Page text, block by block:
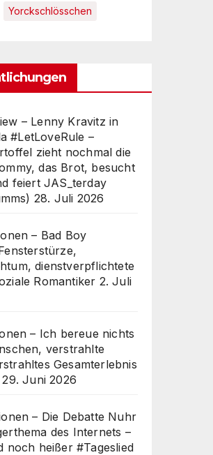
Yorckschlösschen
– Lenny Kravitz in
#LetLoveRule –
zieht nochmal die
das Brot, besucht
feiert JAS_terday
28. Juli 2026
– Bad Boy
dienstverpflichtete
Romantiker 2. Juli
– Ich bereue nichts
verstrahlte
Gesamterlebnis
29. Juni 2026
– Die Debatte Nuhr
des Internets –
noch heißer #Tageslied